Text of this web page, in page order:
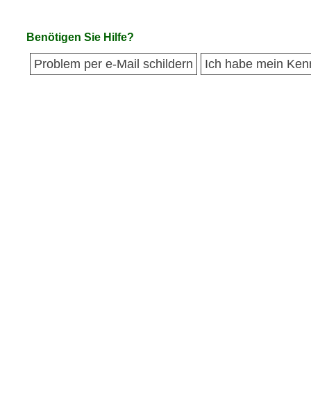
Benötigen Sie Hilfe?
Problem per e-Mail schildern Ich habe mein